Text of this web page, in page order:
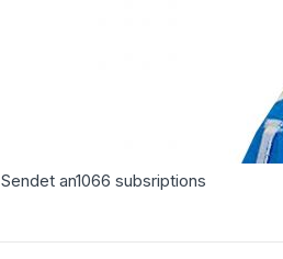
Sendet an1066 subsriptions